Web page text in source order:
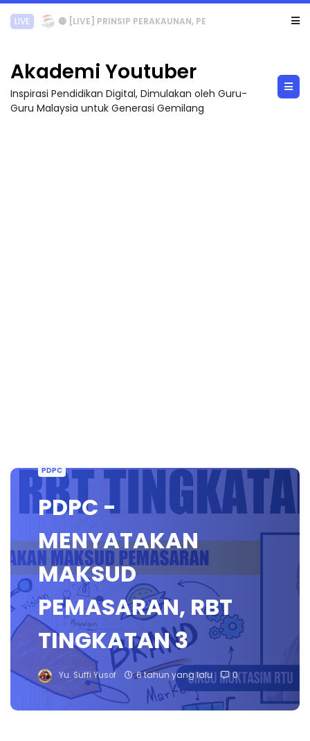
TRANSFORMASI DIGITAL GURU SIRI 7 : PAHLAWAN DIGITAL PENYELAMAT DUNIA
Akademi Youtuber
Inspirasi Pendidikan Digital, Dimulakan oleh Guru-
Guru Malaysia untuk Generasi Gemilang
PDPC
PDPC -
MENYATAKAN
MAKSUD
PEMASARAN, RBT
TINGKATAN 3
Yu. Suffi Yusof 6 tahun yang lalu 0